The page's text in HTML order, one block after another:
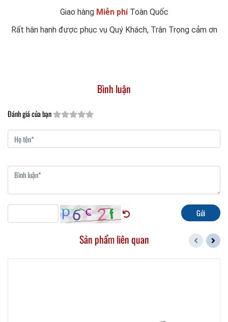
Giao hàng Miễn phíToàn Quốc
Rất hân hạnh được phục vụ Quý Khách, Trân Trọng cảm ơn
Bình luận
Đánh giá của bạn
Gửi
Sản phẩm liên quan